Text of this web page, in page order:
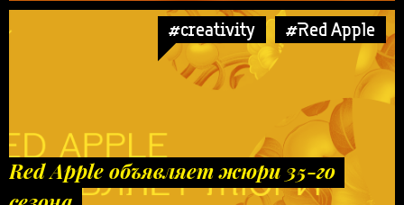
#creativity #Red Apple
Red Apple объявляет жюри 35-го